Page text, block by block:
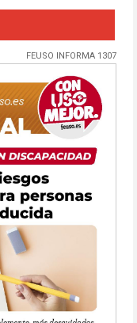
FEUSO INFORMA 1307